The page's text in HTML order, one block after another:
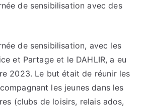
de sensibilisation avec des
de sensibilisation, avec les
et Partage et le DAHLIR, a eu
2023. Le but était de réunir les
les jeunes dans les
(clubs de loisirs, relais ados,